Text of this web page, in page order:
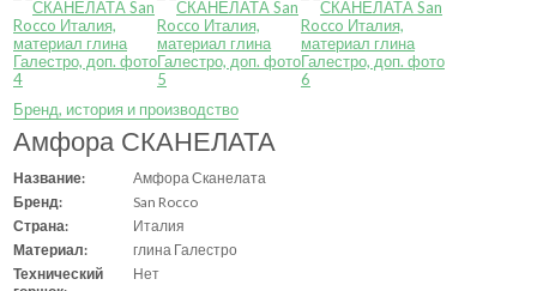
Бренд, история и производство
Амфора СКАНЕЛАТА
Название:
Амфора Сканелата
Бренд:
San Rocco
Страна:
Италия
Материал:
глина Галестро
Технический
Нет